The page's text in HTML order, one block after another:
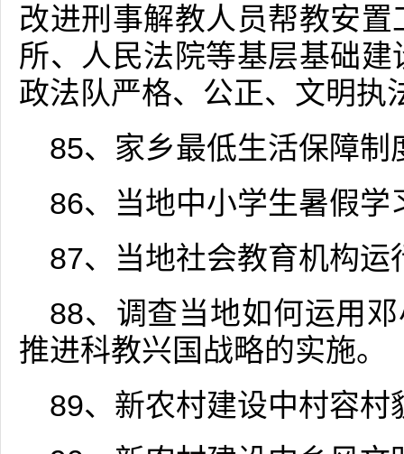
改进刑事解教人员帮教安
所、人民法院等基层基础
政法队严格、公正、文明执
85、家乡最低生活保障制
86、当地中小学生暑假学
87、当地社会教育机构运
88、调查当地如何运用
推进科教兴国战略的实施。
89、新农村建设中村容